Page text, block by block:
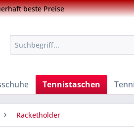
beste Preise
Tennistaschen
Racketholder